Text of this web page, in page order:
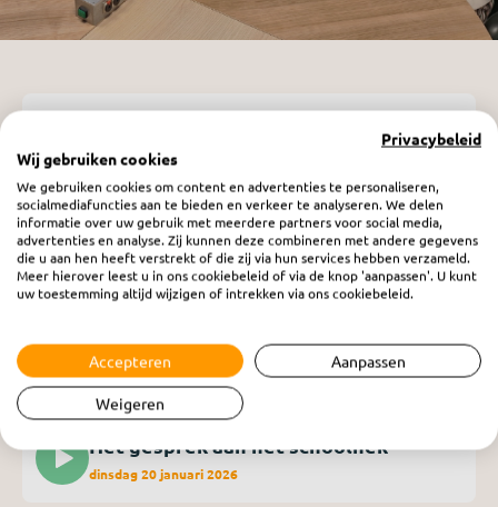
vrijdag 23 januari 2026
Het gesprek aan het schoolhek
donderdag 22 januari 2026
Het gesprek aan het schoolhek
woensdag 21 januari 2026
Het gesprek aan het schoolhek
dinsdag 20 januari 2026
Privacybeleid
Wij gebruiken cookies
We gebruiken cookies om content en advertenties te personaliseren,
socialmediafuncties aan te bieden en verkeer te analyseren. We delen
informatie over uw gebruik met meerdere partners voor social media,
advertenties en analyse. Zij kunnen deze combineren met andere gegevens
die u aan hen heeft verstrekt of die zij via hun services hebben verzameld.
Meer hierover leest u in ons cookiebeleid of via de knop 'aanpassen'. U kunt
uw toestemming altijd wijzigen of intrekken via ons cookiebeleid.
Accepteren Aanpassen
Weigeren